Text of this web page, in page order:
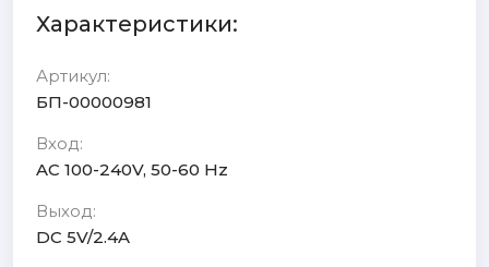
Характеристики:
Артикул:
БП-00000981
Вход:
AC 100-240V, 50-60 Hz
Выход:
DC 5V/2.4A